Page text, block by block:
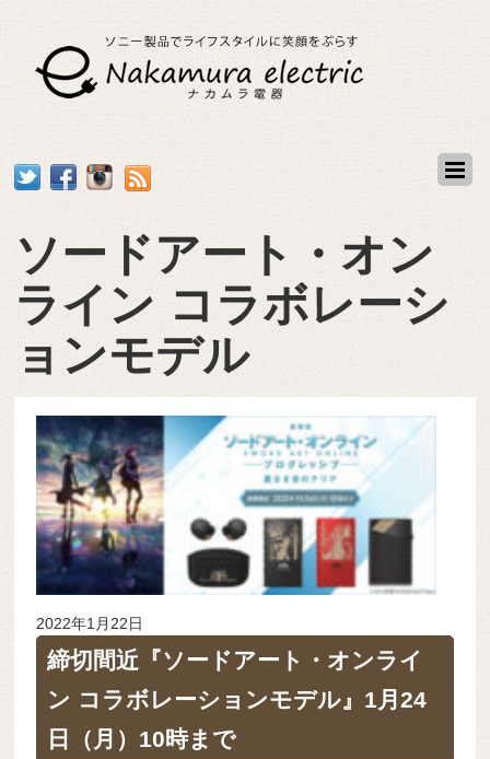
ソードアート・オン
ライン コラボレーシ
ョンモデル
2022年1月22日
締切間近『ソードアート・オンライ
ン コラボレーションモデル』1月24
日（月）10時まで